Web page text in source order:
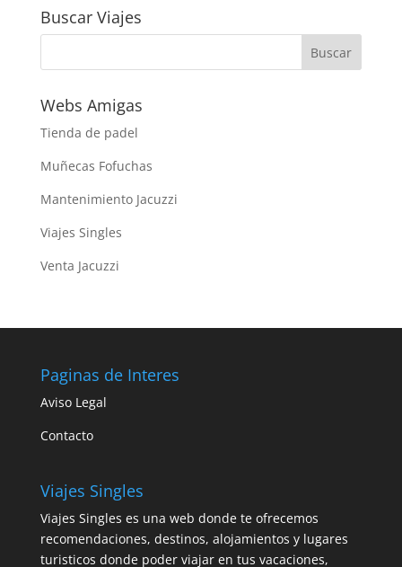
Buscar Viajes
Webs Amigas
Tienda de padel
Muñecas Fofuchas
Mantenimiento Jacuzzi
Viajes Singles
Venta Jacuzzi
Paginas de Interes
Aviso Legal
Contacto
Viajes Singles
Viajes Singles es una web donde te ofrecemos
recomendaciones, destinos, alojamientos y lugares
turisticos donde poder viajar en tus vacaciones,